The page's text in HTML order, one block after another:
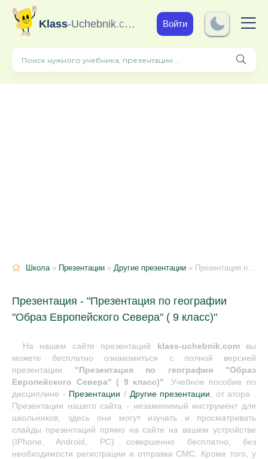
Klass-Uchebnik.com Войти
Школа» Презентации » Другие презентации » Презентация по географии "Образ Европейского Севера" ( 9 класс)
Презентация - "Презентация по географии
"Образ Европейского Севера" ( 9 класс)"
На нашем сайте презентаций klass-uchebnik.comвы
можете бесплатно ознакомиться с полной версией
презентации "Презентация по географии "Образ
Европейского Севера" ( 9 класс)". Учебное пособие по
дисциплине - Презентации / Другие презентации, от атора .
Презентации нашего сайта - незаменимый инструмент для
школьников, здесь они могут изучать и просматривать
слайды презентаций прямо на сайте на вашем устройстве
(IPhone, Android, PC) совершенно бесплатно, без
необходимости регистрации и отправки СМС. Кроме того, у